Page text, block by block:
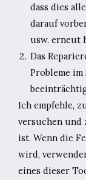
dass dies
darauf
usw. erneut
Das
Probleme im
Ich empfehle,
versuchen und
ist. Wenn die
wird,
eines dieser